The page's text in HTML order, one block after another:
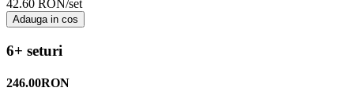
42.60 RON/set
Adauga in cos
6+ seturi
246.00RON